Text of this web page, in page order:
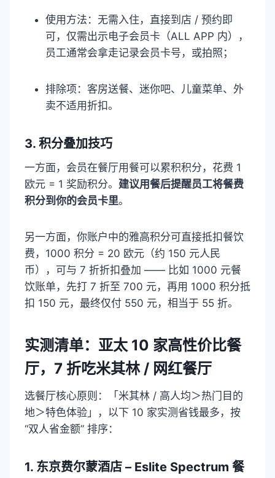
使用方法：无需入住，直接到店 / 预约即
可，仅需出示电子会员卡（ALL APP 内），
员工通常会拿走记录会员卡号，或拍照；​
排除项：客房送餐、迷你吧、儿童菜单、外
卖不适用折扣。​
3. 积分叠加技巧​
一方面，会员在餐厅用餐可以累积积分，花费 1
欧元 = 1 奖励积分。 建议用餐后提醒员工将餐费
积分到你的会员卡里。
另一方面，你账户中的雅高积分可直接抵扣餐饮
费，1000 积分 = 20 欧元（约 150 元人民
币），可与 7 折折扣叠加 —— 比如 1000 元餐
饮账单，先打 7 折至 700 元，再用 1000 积分抵
扣 150 元，最终仅付 550 元，相当于 55 折。​
实测清单：亚太 10 家高性价比餐
厅，7 折吃米其林 / 网红餐厅​
选餐厅核心原则：「米其林 / 高人均＞热门目的
地＞特色体验」，以下 10 家实测省钱最多，按
“双人省金额” 排序：​
1. 东京费尔蒙酒店 – Eslite Spectrum 餐